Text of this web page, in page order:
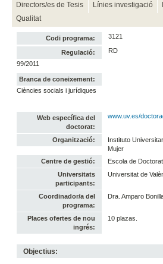
Directors/es de Tesis
Línies investigació
Qualitat
Codi programa: 3121
Regulació:
RD
99/2011
Branca de coneixement:
Ciències socials i jurídiques
Web específica del
doctorat:
www.uv.es/
Organització:
Instituto
Mujer
Centre de gestió:
Escola de Doctorat
Universitats
participants:
Universitat de
Coordinador/a del
programa:
Dra. Amparo
Places ofertes de nou
ingrés:
10 plazas.
Objectius: